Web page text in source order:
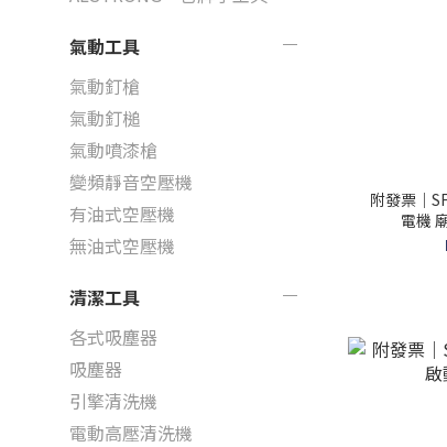
氣動工具
氣動釘槍
氣動釘槌
氣動噴漆槍
變頻靜音空壓機
有油式空壓機
無油式空壓機
清潔工具
各式吸塵器
吸塵器
引擎清洗機
電動高壓清洗機
附發票｜
電機